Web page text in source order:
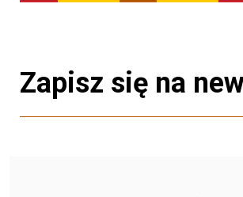
Zapisz się na